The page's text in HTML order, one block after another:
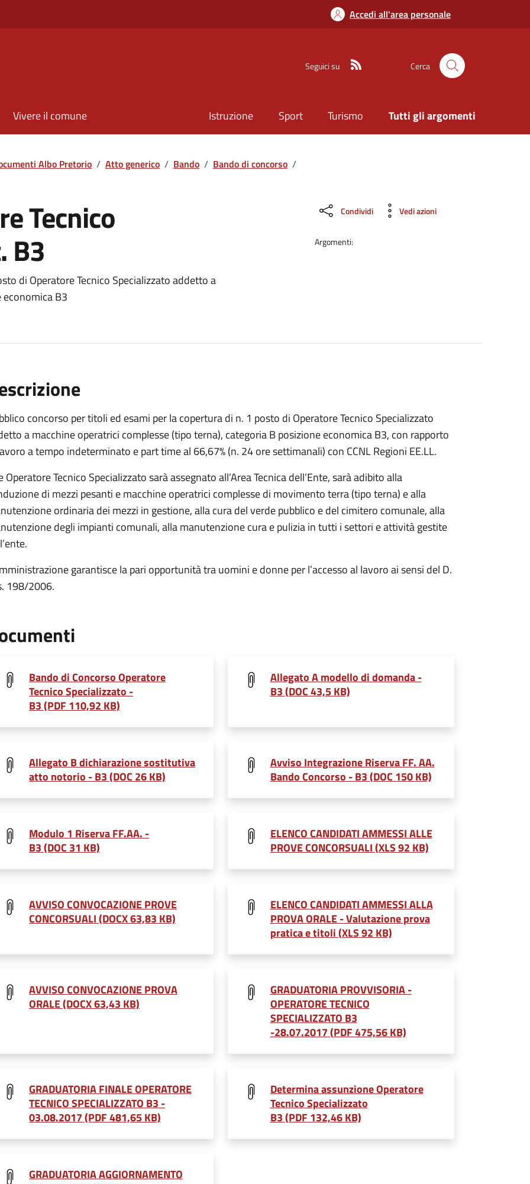
Accedi all'area personale
Seguici su Cerca
Vivere il comune Istruzione Sport Turismo Tutti gli argomenti
Albo Pretorio / Atto generico / Bando / Bando di concorso /
Tecnico
B3
di Operatore Tecnico Specializzato addetto a
B3
Condividi Vedi azioni
Argomenti:
concorso per titoli ed esami per la copertura di n. 1 posto di Operatore Tecnico Specializzato
a macchine operatrici complesse (tipo terna), categoria B posizione economica B3, con rapporto
a tempo indeterminato e part time al 66,67% (n. 24 ore settimanali) con CCNL Regioni EE.LL.
Operatore Tecnico Specializzato sarà assegnato all’Area Tecnica dell’Ente, sarà adibito alla
di mezzi pesanti e macchine operatrici complesse di movimento terra (tipo terna) e alla
ordinaria dei mezzi in gestione, alla cura del verde pubblico e del cimitero comunale, alla
degli impianti comunali, alla manutenzione cura e pulizia in tutti i settori e attività gestite
garantisce la pari opportunità tra uomini e donne per l’accesso al lavoro ai sensi del D.
198/2006.
Bando di Concorso Operatore
Tecnico Specializzato -
B3 (PDF 110,92 KB)
Allegato A modello di domanda -
B3 (DOC 43,5 KB)
Allegato B dichiarazione sostitutiva
atto notorio - B3 (DOC 26 KB)
Avviso Integrazione Riserva FF. AA.
Bando Concorso - B3 (DOC 150 KB)
Modulo 1 Riserva FF.AA. -
B3 (DOC 31 KB)
ELENCO CANDIDATI AMMESSI ALLE
PROVE CONCORSUALI (XLS 92 KB)
AVVISO CONVOCAZIONE PROVE
CONCORSUALI (DOCX 63,83 KB)
ELENCO CANDIDATI AMMESSI ALLA
PROVA ORALE - Valutazione prova
pratica e titoli (XLS 92 KB)
AVVISO CONVOCAZIONE PROVA
ORALE (DOCX 63,43 KB)
GRADUATORIA PROVVISORIA -
OPERATORE TECNICO
SPECIALIZZATO B3
-28.07.2017 (PDF 475,56 KB)
GRADUATORIA FINALE OPERATORE
TECNICO SPECIALIZZATO B3 -
03.08.2017 (PDF 481,65 KB)
Determina assunzione Operatore
Tecnico Specializzato
B3 (PDF 132,46 KB)
GRADUATORIA AGGIORNAMENTO